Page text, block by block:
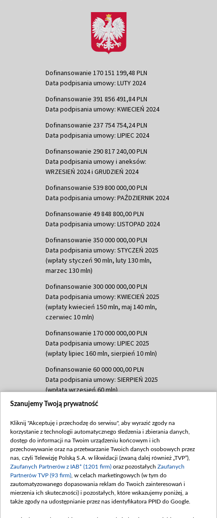
Dofinansowanie 170 151 199,48 PLN
Data podpisania umowy: LUTY 2024
Dofinansowanie 391 856 491,84 PLN
Data podpisania umowy: KWIECIEŃ 2024
Dofinansowanie 237 754 754,24 PLN
Data podpisania umowy: LIPIEC 2024
Dofinansowanie 290 817 240,00 PLN
Data podpisania umowy i aneksów:
WRZESIEŃ 2024 i GRUDZIEŃ 2024
Dofinansowanie 539 800 000,00 PLN
Data podpisania umowy: PAŹDZIERNIK 2024
Dofinansowanie 49 848 800,00 PLN
Data podpisania umowy: LISTOPAD 2024
Dofinansowanie 350 000 000,00 PLN
Data podpisania umowy: STYCZEŃ 2025
(wpłaty styczeń 90 mln, luty 130 mln,
marzec 130 mln)
Dofinansowanie 300 000 000,00 PLN
Data podpisania umowy: KWIECIEŃ 2025
(wpłaty kwiecień 150 mln, maj 140 mln,
czerwiec 10 mln)
Dofinansowanie 170 000 000,00 PLN
Data podpisania umowy: LIPIEC 2025
(wpłaty lipiec 160 mln, sierpień 10 mln)
Dofinansowanie 60 000 000,00 PLN
Data podpisania umowy: SIERPIEŃ 2025
(wpłata wrzesień 60 mln)
Dofinansowanie 635 783 051,21 PLN
(wpłata wrzesień 100 mln, październik 350
mln, listopad 265 mln)
Dofinansowanie 48 862 000,00 PLN
Data podpisania umowy: GRUDZIEŃ 2025
(wpłata grudzień 60,548 mln)
Dofinansowanie 900 000 000,00 PLN
Data podpisania umowy: LUTY 2026 (wpłata
Szanujemy Twoją prywatność
Kliknij "Akceptuję i przechodzę do serwisu", aby wyrazić zgody na
korzystanie z technologii automatycznego śledzenia i zbierania danych,
dostęp do informacji na Twoim urządzeniu końcowym i ich
przechowywanie oraz na przetwarzanie Twoich danych osobowych przez
nas, czyli Telewizję Polską S.A. w likwidacji (zwaną dalej również „TVP”),
Zaufanych Partnerów z IAB* (1201 firm) oraz pozostałych Zaufanych
Partnerów TVP (93 firm) , w celach marketingowych (w tym do
zautomatyzowanego dopasowania reklam do Twoich zainteresowań i
mierzenia ich skuteczności) i pozostałych, które wskazujemy poniżej, a
także zgody na udostępnianie przez nas identyfikatora PPID do Google.